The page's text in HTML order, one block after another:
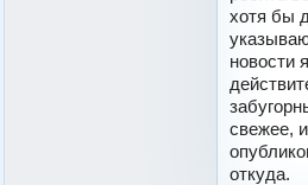
хотя бы
новости
свежее,
откуда.